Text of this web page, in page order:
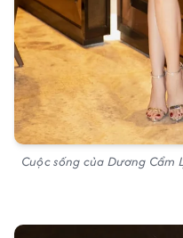
Cuộc sống của Dương Cẩm